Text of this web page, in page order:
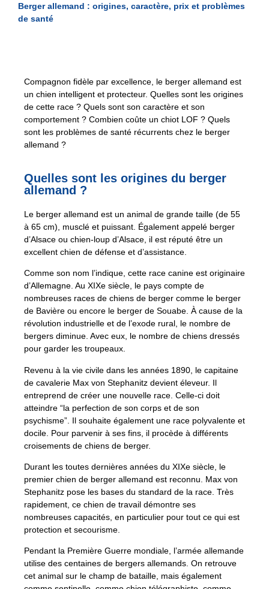
Berger allemand : origines, caractère, prix et problèmes
de santé
Compagnon fidèle par excellence, le berger allemand est
un chien intelligent et protecteur. Quelles sont les origines
de cette race ? Quels sont son caractère et son
comportement ? Combien coûte un chiot LOF ? Quels
sont les problèmes de santé récurrents chez le berger
allemand ?
Quelles sont les origines du berger
allemand ?
Le berger allemand est un animal de grande taille (de 55
à 65 cm), musclé et puissant. Également appelé berger
d’Alsace ou chien-loup d’Alsace, il est réputé être un
excellent chien de défense et d’assistance.
Comme son nom l’indique, cette race canine est originaire
d’Allemagne. Au XIXe siècle, le pays compte de
nombreuses races de chiens de berger comme le berger
de Bavière ou encore le berger de Souabe. À cause de la
révolution industrielle et de l’exode rural, le nombre de
bergers diminue. Avec eux, le nombre de chiens dressés
pour garder les troupeaux.
Revenu à la vie civile dans les années 1890, le capitaine
de cavalerie Max von Stephanitz devient éleveur. Il
entreprend de créer une nouvelle race. Celle-ci doit
atteindre “la perfection de son corps et de son
psychisme”. Il souhaite également une race polyvalente et
docile. Pour parvenir à ses fins, il procède à différents
croisements de chiens de berger.
Durant les toutes dernières années du XIXe siècle, le
premier chien de berger allemand est reconnu. Max von
Stephanitz pose les bases du standard de la race. Très
rapidement, ce chien de travail démontre ses
nombreuses capacités, en particulier pour tout ce qui est
protection et secourisme.
Pendant la Première Guerre mondiale, l’armée allemande
utilise des centaines de bergers allemands. On retrouve
cet animal sur le champ de bataille, mais également